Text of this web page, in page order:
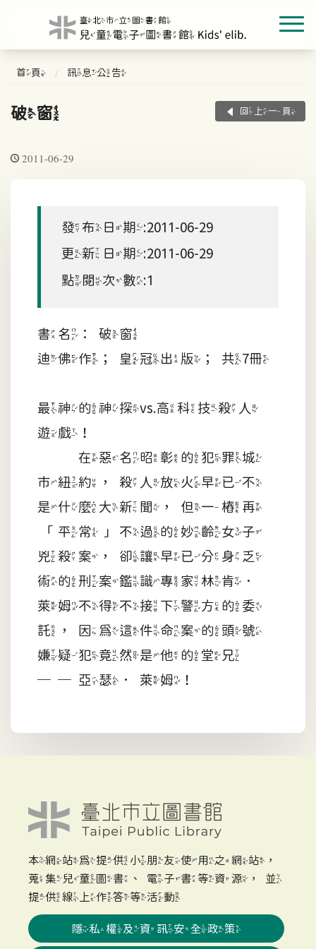
首頁 訊息公告
破窗 回上一頁
2011-06-29
發布日期:2011-06-29
更新日期:2011-06-29
點閱次數:1
書名：破窗
迪佛作；皇冠出版；共7冊
最神的神探vs.高科技殺人
遊戲！
在惡名昭彰的犯罪城
市紐約，殺人放火早已不
是什麼大新聞，但一樁再
「平常」不過的妙齡女子
兇殺案，卻讓早已分身乏
術的刑案鑑識專家林肯．
萊姆不得不接下警方的委
託，因為這件命案的頭號
嫌疑犯竟然是他的堂兄
──亞瑟．萊姆！
本網站為提供小朋友使用之網站，
蒐集兒童圖書、電子書等資源，並
提供線上作答等活動
隱私權及資訊安全政策